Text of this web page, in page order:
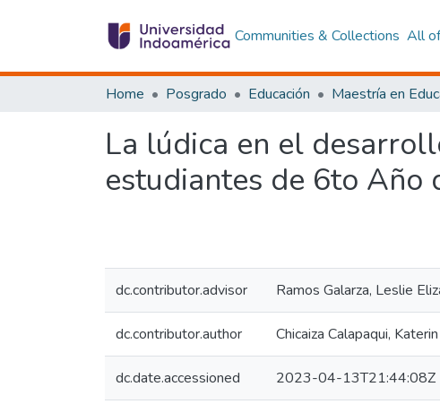
Communities & Collections All
Home Posgrado Educación
La lúdica en el
estudiantes de 6to Año
dc.contributor.advisor Ramos Galarza, Leslie
dc.contributor.author Chicaiza Calapaqui,
dc.date.accessioned 2023-04-13T21:44:08Z